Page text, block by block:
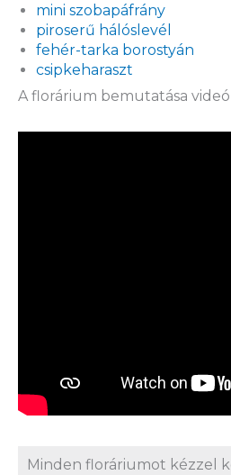
mini szobapáfrány
piroserű hálóslevél
fehér-tarka borostyán
csipkeharaszt
A florárium bemutatása
Minden floráriumot kézzel